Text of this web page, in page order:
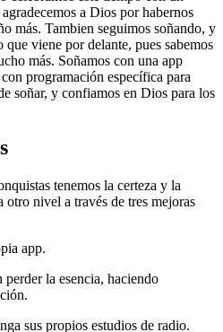
a Dios por habernos
más. Tambien seguimos soñando, y
viene por delante, pues sabemos
más. Soñamos con una app
programación específica para
soñar, y confiamos en Dios para los
tenemos la certeza y la
nivel a través de tres mejoras
app.
la esencia, haciendo
sus propios estudios de radio.